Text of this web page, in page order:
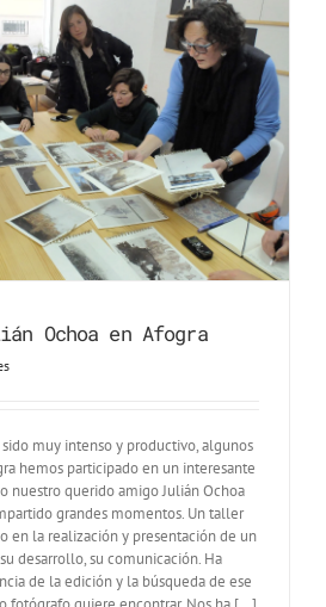
Ochoa en Afogra
muy intenso y productivo, algunos
hemos participado en un interesante
nuestro querido amigo Julián Ochoa
grandes momentos. Un taller
en la realización y presentación de un
desarrollo, su comunicación. Ha
de la edición y la búsqueda de ese